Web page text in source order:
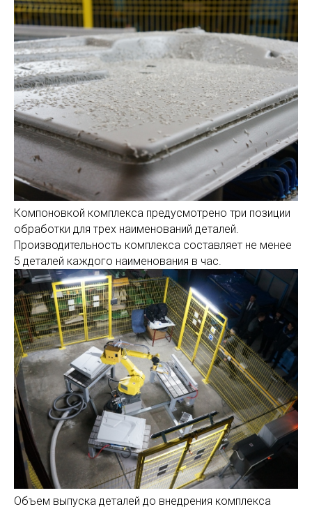
Компоновкой комплекса предусмотрено три позиции
обработки для трех наименований деталей.
Производительность комплекса составляет не менее
5 деталей каждого наименования в час.
Объем выпуска деталей до внедрения комплекса